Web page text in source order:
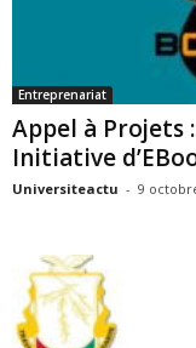
Entreprenariat
Appel à Projets
Initiative
Universiteactu - 9